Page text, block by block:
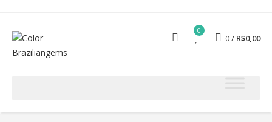
0
0 R$0,00